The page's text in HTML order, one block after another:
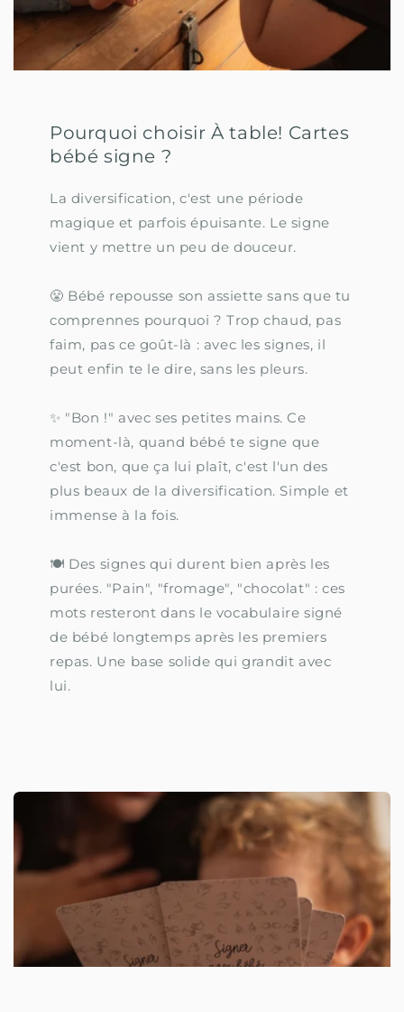
Pourquoi choisir À table! Cartes
bébé signe ?
La diversification, c'est une période
magique et parfois épuisante. Le signe
vient y mettre un peu de douceur.
😤 Bébé repousse son assiette sans que tu
comprennes pourquoi ? Trop chaud, pas
faim, pas ce goût-là : avec les signes, il
peut enfin te le dire, sans les pleurs.
✨ "Bon !" avec ses petites mains. Ce
moment-là, quand bébé te signe que
c'est bon, que ça lui plaît, c'est l'un des
plus beaux de la diversification. Simple et
immense à la fois.
🍽️ Des signes qui durent bien après les
purées. "Pain", "fromage", "chocolat" : ces
mots resteront dans le vocabulaire signé
de bébé longtemps après les premiers
repas. Une base solide qui grandit avec
lui.